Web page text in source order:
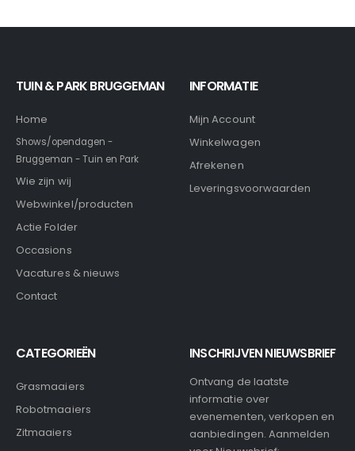
TUIN & PARK BRUGGEMAN
Home
Shows/opendagen -
Bruggeman - Tuin en Park
Wie zijn wij
Webwinkel/producten
Actie Folder
Occasions
Vacatures & nieuws
Contact
INFORMATIE
Mijn Account
Winkelwagen
Afrekenen
Leveringsvoorwaarden
CATEGORIEËN
Grasmaaiers
Robotmaaiers
Zitmaaiers
INSCHRIJVEN NIEUWSBRIEF
Ontvang de laatste
informatie over
evenementen, verkopen en
aanbiedingen. Aanmelden